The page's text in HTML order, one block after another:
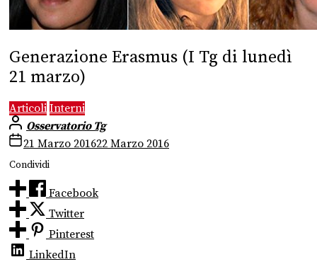
Generazione Erasmus (I Tg di lunedì
21 marzo)
Articoli Interni
Osservatorio Tg
21 Marzo 201622 Marzo 2016
Condividi
Facebook
Twitter
Pinterest
LinkedIn